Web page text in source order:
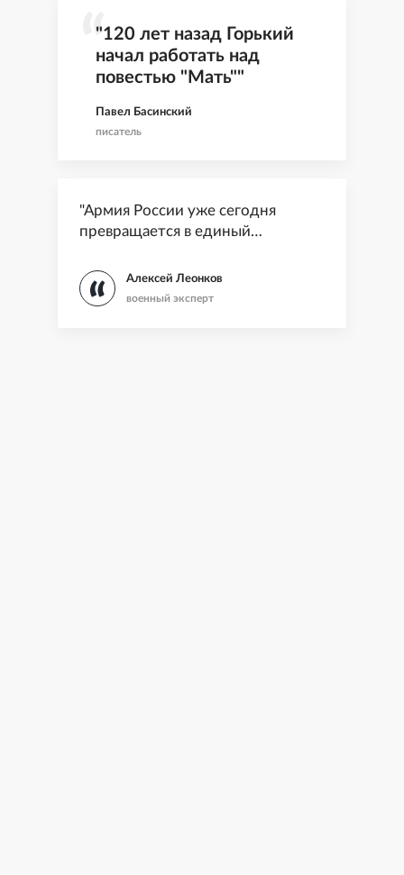
"120 лет назад Горький
начал работать над
повестью "Мать""
Павел Басинский
писатель
"Армия России уже сегодня
превращается в единый
Алексей Леонков
военный эксперт